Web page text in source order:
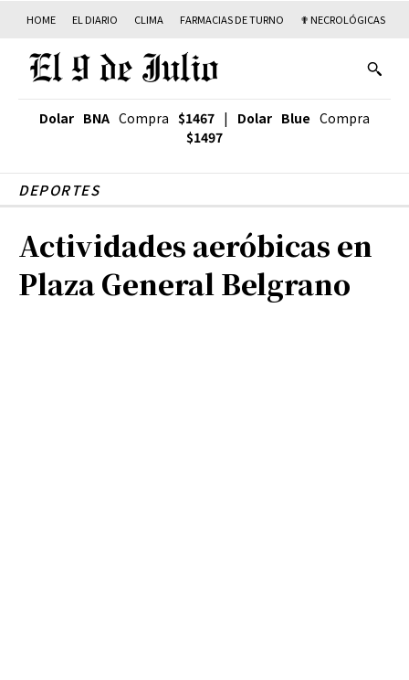
HOME EL DIARIO CLIMA FARMACIAS DE TURNO ✟ NECROLÓGICAS
Dolar BNA Compra $1467 | Dolar Blue Compra
$1497
DEPORTES
Actividades aeróbicas en
Plaza General Belgrano